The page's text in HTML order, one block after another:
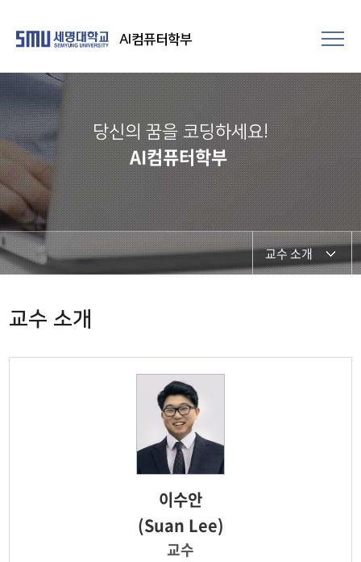
AI컴퓨터학부
당신의 꿈을 코딩하세요!
AI컴퓨터학부
교수 소개
교수 소개
이수안
(Suan Lee)
교수